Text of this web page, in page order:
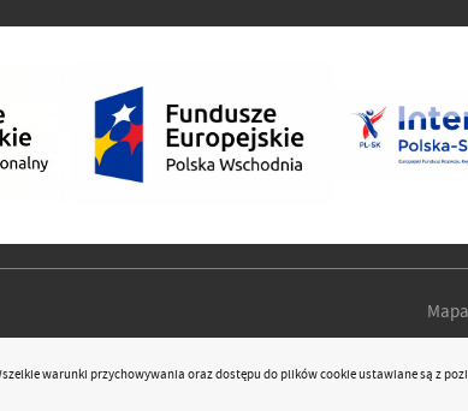
warunki przychowywania oraz dostępu do plików cookie ustawiane są z